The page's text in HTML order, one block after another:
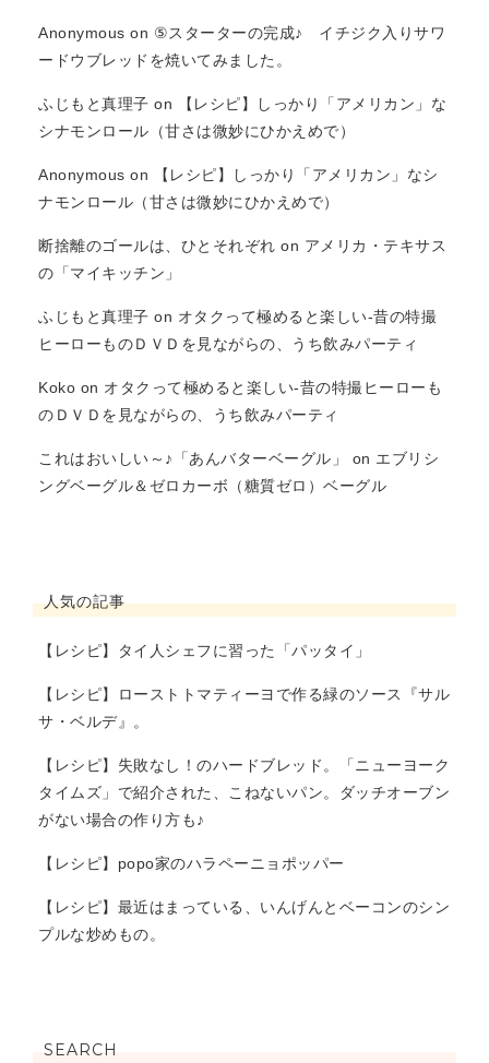
Anonymous on ⑤スターターの完成♪ イチジク入りサワ
ードウブレッドを焼いてみました。
ふじもと真理子 on
【レシピ】しっかり「アメリカン」な
シナモンロール（甘さは微妙にひかえめで）
Anonymous on
【レシピ】しっかり「アメリカン」なシ
ナモンロール（甘さは微妙にひかえめで）
断捨離のゴールは、ひとそれぞれ on アメリカ・テキサス
の「マイキッチン」
ふじもと真理子 on オタクって極めると楽しい-昔の特撮
ヒーローものＤＶＤを見ながらの、うち飲みパーティ
Koko on オタクって極めると楽しい-昔の特撮ヒーローも
のＤＶＤを見ながらの、うち飲みパーティ
これはおいしい～♪「あんバターベーグル」 on エブリシ
ングベーグル＆ゼロカーボ（糖質ゼロ）ベーグル
人気の記事
【レシピ】タイ人シェフに習った「パッタイ」
【レシピ】ローストトマティーヨで作る緑のソース『サル
サ・ベルデ』。
【レシピ】失敗なし！のハードブレッド。「ニューヨーク
タイムズ」で紹介された、こねないパン。ダッチオーブン
がない場合の作り方も♪
【レシピ】popo家のハラペーニョポッパー
【レシピ】最近はまっている、いんげんとベーコンのシン
プルな炒めもの。
SEARCH